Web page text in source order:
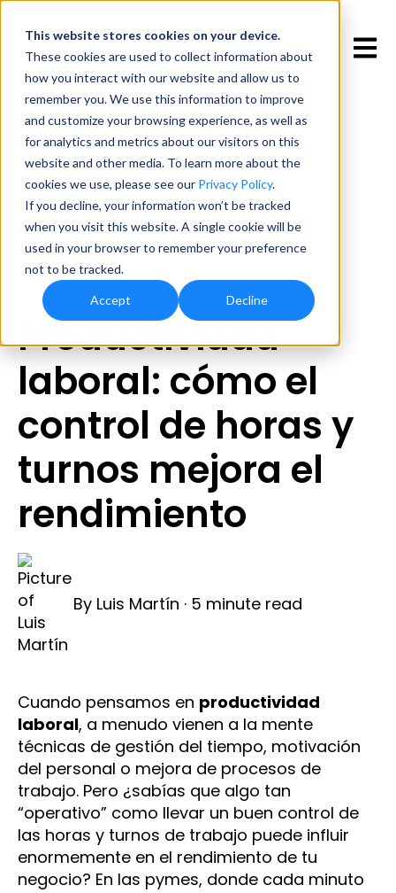
This website stores cookies on your device.
These cookies are used to collect information about
how you interact with our website and allow us to
remember you. We use this information to improve
and customize your browsing experience, as well as
for analytics and metrics about our visitors on this
website and other media. To learn more about the
cookies we use, please see our Privacy Policy.
If you decline, your information won’t be tracked
when you visit this website. A single cookie will be
used in your browser to remember your preference
not to be tracked.
Accept Decline
All posts
April 29, 2025
Productividad
laboral: cómo el
control de horas y
turnos mejora el
rendimiento
By Luis Martín · 5 minute read
Cuando pensamos en productividad
laboral, a menudo vienen a la mente
técnicas de gestión del tiempo, motivación
del personal o mejora de procesos de
trabajo. Pero ¿sabías que algo tan
“operativo” como llevar un buen control de
las horas y turnos de trabajo puede influir
enormemente en el rendimiento de tu
negocio? En las pymes, donde cada minuto